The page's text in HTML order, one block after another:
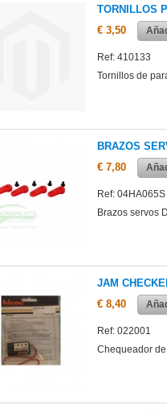
TORNILLOS
€ 3,50
Ref: 410133
Tornillos de
BRAZOS
€ 7,80
Ref: 04HA065S
Brazos servos
JAM
€ 8,40
Ref: 022001
Chequeador